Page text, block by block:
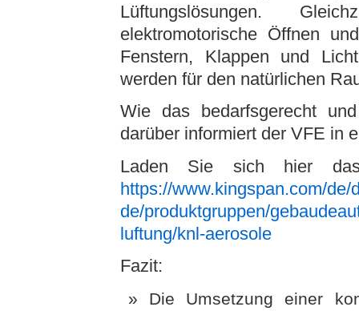
Lüftungslösungen.
elektromotorische Öffnen
Fenstern, Klappen und
werden für den natürlichen
Wie das bedarfsgerecht
darüber informiert der VFE in
Laden Sie sich hier
https://www.kingspan.com/de/
de/produktgruppen/
luftung/knl-aerosole
Fazit:
Die Umsetzung einer